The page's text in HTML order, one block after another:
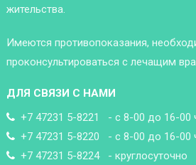
жительства.
Имеются противопоказания,
проконсультироваться с лечащим
ДЛЯ СВЯЗИ С НАМИ
+7 47231 5-8221 - с 8-00 до 16-00
+7 47231 5-8220 - с 8-00 до 16-00
+7 47231 5-8224 - круглосуточно